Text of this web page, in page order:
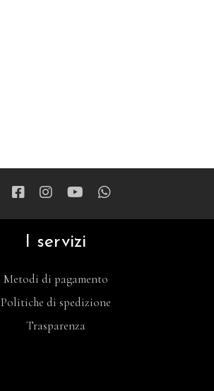
I servizi
Metodi di pagamento
Politiche di spedizione
Trasparenza